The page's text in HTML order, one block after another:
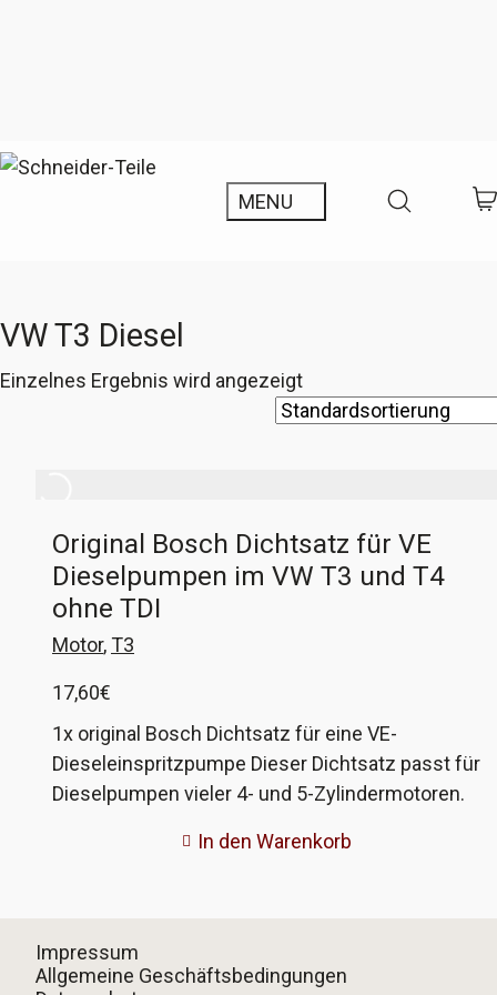
VW T3 Diesel
Einzelnes Ergebnis wird angezeigt
Original Bosch Dichtsatz für VE
Dieselpumpen im VW T3 und T4
ohne TDI
Motor,T3
17,60€
1x original Bosch Dichtsatz für eine VE-
Dieseleinspritzpumpe Dieser Dichtsatz passt für
Dieselpumpen vieler 4- und 5-Zylindermotoren.
Pumpe enthalten. Einschränkungen: Der
Dichtung. Der Wellendichtring für die
Antriebswelle der Pumpe ist nicht enthalten. Die
In den Warenkorb
Impressum
Allgemeine Geschäftsbedingungen